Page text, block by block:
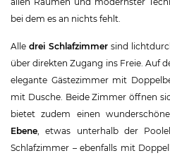
bei dem es an nichts fehlt.
Alledrei Schlafzimmersind
über direkten Zugang ins Freie. Auf
elegante Gästezimmer mit
mit Dusche. Beide Zimmer öffnen
bietet zudem einen
Ebene , etwas unterhalb der
Schlafzimmer – ebenfalls mit